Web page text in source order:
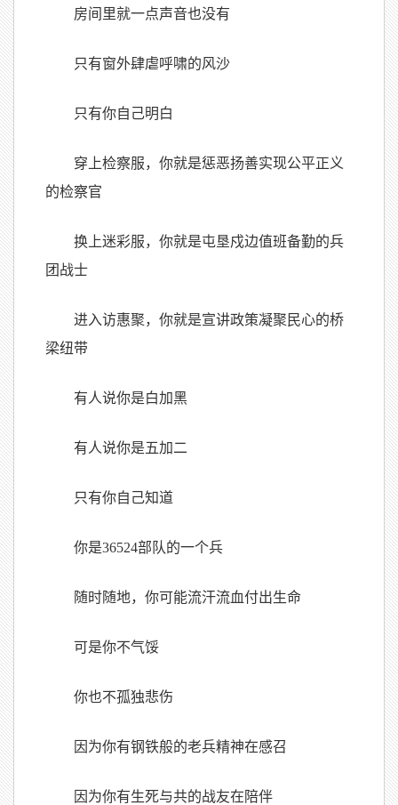
房间里就一点声音也没有
只有窗外肆虐呼啸的风沙
只有你自己明白
穿上检察服，你就是惩恶扬善实现公平正义
的检察官
换上迷彩服，你就是屯垦戍边值班备勤的兵
团战士
进入访惠聚，你就是宣讲政策凝聚民心的桥
梁纽带
有人说你是白加黑
有人说你是五加二
只有你自己知道
你是36524部队的一个兵
随时随地，你可能流汗流血付出生命
可是你不气馁
你也不孤独悲伤
因为你有钢铁般的老兵精神在感召
因为你有生死与共的战友在陪伴